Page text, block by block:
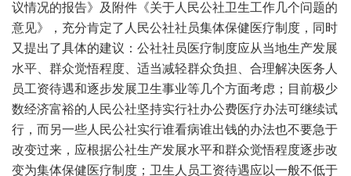
议情况的报告》及附件《关于人民公社卫生工作几个问题的
意见》，充分肯定了人民公社社员集体保健医疗制度，同时
又提出了具体的建议：公社社员医疗制度应从当地生产发展
水平、群众觉悟程度、适当减轻群众负担、合理解决医务人
员工资待遇和逐步发展卫生事业等几个方面考虑；目前极少
数经济富裕的人民公社坚持实行社办公费医疗办法可继续试
行，而另一些人民公社实行谁看病谁出钱的办法也不要急于
改变过来，应根据公社生产发展水平和群众觉悟程度逐步改
变为集体保健医疗制度；卫生人员工资待遇应以一般不低于